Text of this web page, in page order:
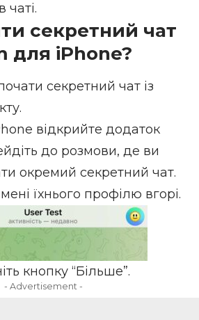
чаті.
секретний чат
для iPhone?
секретний чат із
відкрийте додаток
до розмови, де ви
окремий секретний чат.
їхнього профілю вгорі.
кнопку “Більше”.
- Advertisement -